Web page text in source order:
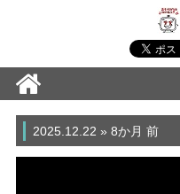
2025.12.22 » 8か月 前